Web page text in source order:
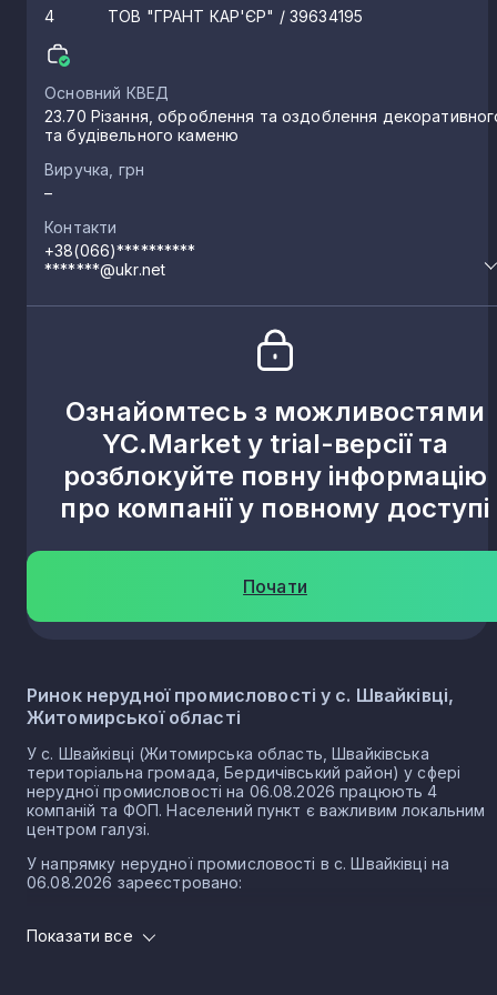
4 ТОВ "ГРАНТ КАР'ЄР" / 39634195
Основний КВЕД
23.70 Різання, оброблення та оздоблення
та будівельного каменю
Виручка, грн
–
Контакти
+38(066)**********
*******@ukr.net
Ознайомтесь з можливостями
YC.Market у trial-версії та
розблокуйте повну інформацію
про компанії у повному доступі
Почати
Ринок нерудної промисловості у с. Швайківці,
Житомирської області
У с. Швайківці (Житомирська область, Швайківська
територіальна громада, Бердичівський район) у сфері
нерудної промисловості на 06.08.2026 працюють 4
компаній та ФОП. Населений пункт є важливим локальним
центром галузі.
У напрямку нерудної промисловості в с. Швайківці на
06.08.2026 зареєстровано:
1 ФОП
Показати все